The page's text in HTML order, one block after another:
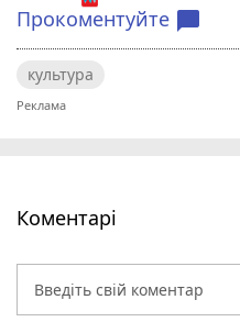
Прокоментуйте chat_bubble
культура
Коментарі